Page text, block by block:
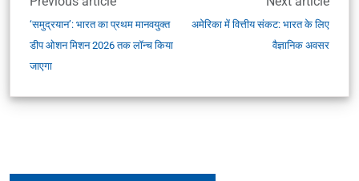
‘समुद्रयान’: भारत का प्रथम मानवयुक्त
डीप ओशन मिशन 2026 तक लॉन्च किया
जाएगा
अमेरिका में वित्तीय संकट: भारत के लिए
वैज्ञानिक अवसर